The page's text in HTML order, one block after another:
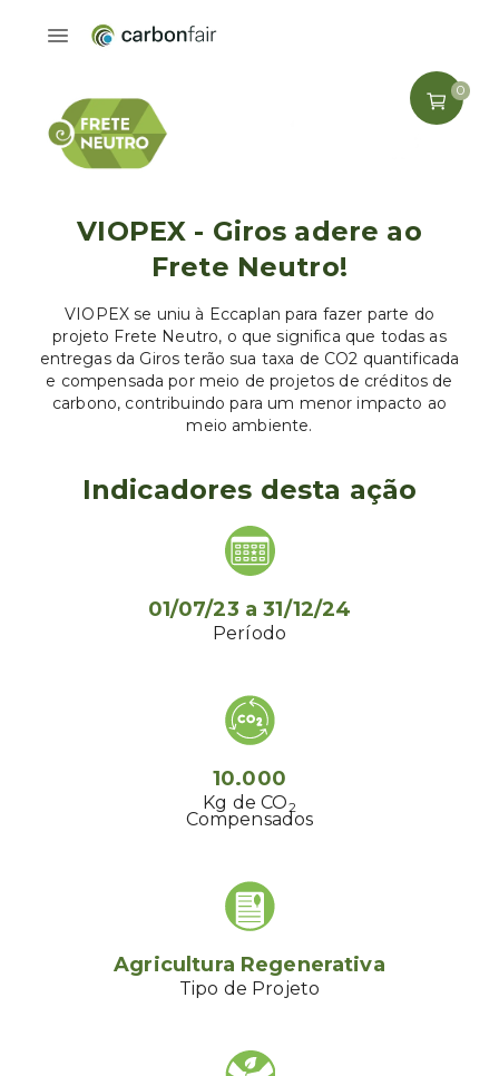
0
VIOPEX - Giros adere ao
Frete Neutro!
VIOPEX se uniu à Eccaplan para fazer parte do
projeto Frete Neutro, o que significa que todas as
entregas da Giros terão sua taxa de CO2 quantificada
e compensada por meio de projetos de créditos de
carbono, contribuindo para um menor impacto ao
meio ambiente.
Indicadores desta ação
01/07/23 a 31/12/24
Período
10.000
Kg de CO2
Compensados
Agricultura Regenerativa
Tipo de Projeto